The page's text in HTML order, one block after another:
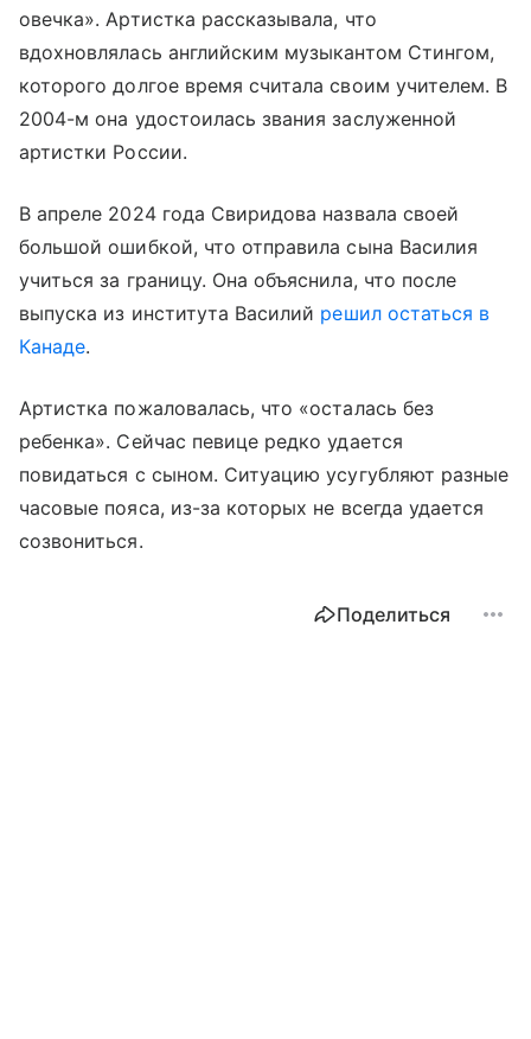
овечка». Артистка рассказывала, что
вдохновлялась английским музыкантом Стингом,
которого долгое время считала своим учителем. В
2004-м она удостоилась звания заслуженной
артистки России.
В апреле 2024 года Свиридова назвала своей
большой ошибкой, что отправила сына Василия
учиться за границу. Она объяснила, что после
выпуска из института Василий решил остаться в
Канаде.
Артистка пожаловалась, что «осталась без
ребенка». Сейчас певице редко удается
повидаться с сыном. Ситуацию усугубляют разные
часовые пояса, из-за которых не всегда удается
созвониться.
Поделиться